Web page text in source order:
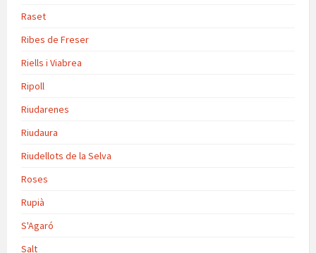
Raset
Ribes de Freser
Riells i Viabrea
Ripoll
Riudarenes
Riudaura
Riudellots de la Selva
Roses
Rupià
S'Agaró
Salt